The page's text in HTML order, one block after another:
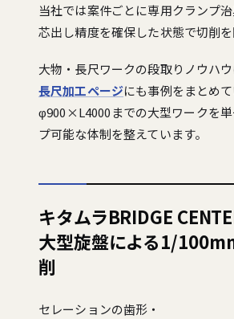
当社では案件ごとに専用クランプ治
芯出し精度を確保した状態で切削を
大物・長尺ワークの段取りノウハウ
長尺加工ページにも事例をまとめて
φ900×L4000までの大型ワークを
プ可能な体制を整えています。
キタムラBRIDGE
大型旋盤による1/
削
セレーションの歯形・